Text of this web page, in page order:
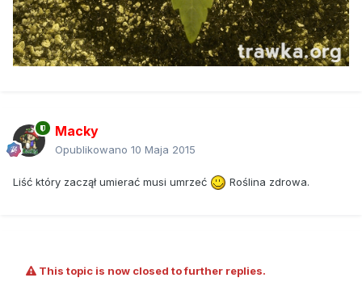
Macky
Opublikowano 10 Maja 2015
Liść który zaczął umierać musi umrzeć Roślina zdrowa.
This topic is now closed to further replies.